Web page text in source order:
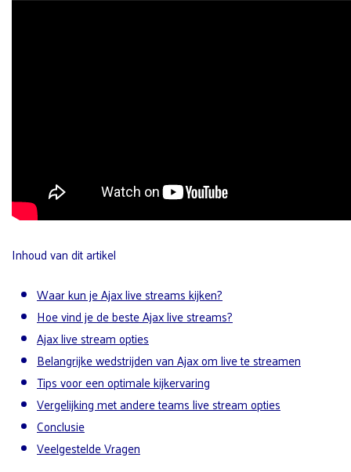
Inhoud van dit artikel
Waar kun je Ajax live streams kijken?
Hoe vind je de beste Ajax live streams?
Ajax live stream opties
Belangrijke wedstrijden van Ajax om live te streamen
Tips voor een optimale kijkervaring
Vergelijking met andere teams live stream opties
Conclusie
Veelgestelde Vragen